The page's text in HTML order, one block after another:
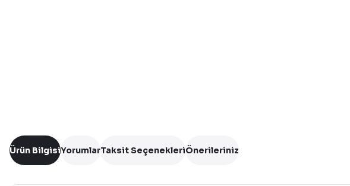
Ürün BilgisiYorumlarTaksit SeçenekleriÖnerileriniz